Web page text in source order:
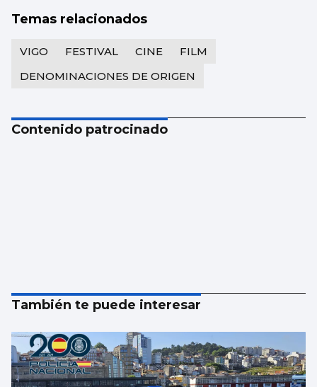
Temas relacionados
VIGO FESTIVAL CINE
FILM
DENOMINACIONES DE ORIGEN
Contenido patrocinado
También te puede interesar